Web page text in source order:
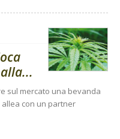
sul mercato una bevanda
allea con un partner